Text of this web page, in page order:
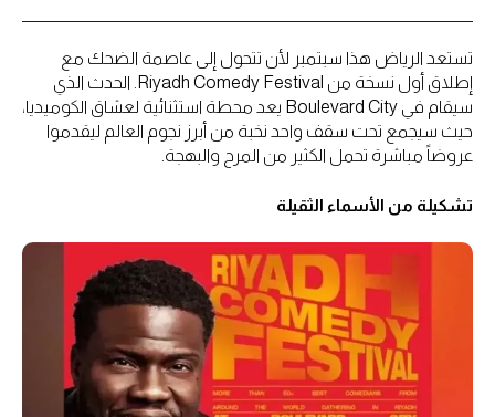
تستعد الرياض هذا سبتمبر لأن تتحول إلى عاصمة الضحك مع
إطلاق أول نسخة من Riyadh Comedy Festival. الحدث الذي
سيقام في Boulevard City يعد محطة استثنائية لعشاق الكوميديا،
حيث سيجمع تحت سقف واحد نخبة من أبرز نجوم العالم ليقدموا
عروضاً مباشرة تحمل الكثير من المرح والبهجة.
تشكيلة من الأسماء الثقيلة